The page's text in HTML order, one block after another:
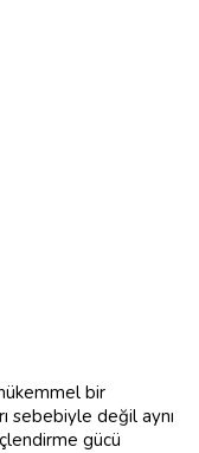
bir
sebebiyle değil aynı
gücü